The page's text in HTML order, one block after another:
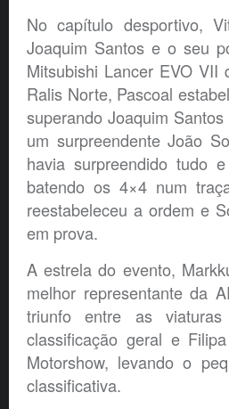
No capítulo desportivo,
Joaquim Santos e o seu
Mitsubishi Lancer EVO VII
Ralis Norte, Pascoal
superando Joaquim
um surpreendente João
havia surpreendido tudo
batendo os 4×4 num
reestabeleceu a ordem e
em prova.
A estrela do evento,
melhor representante da
triunfo entre as
classificação geral e
Motorshow, levando o
classificativa.